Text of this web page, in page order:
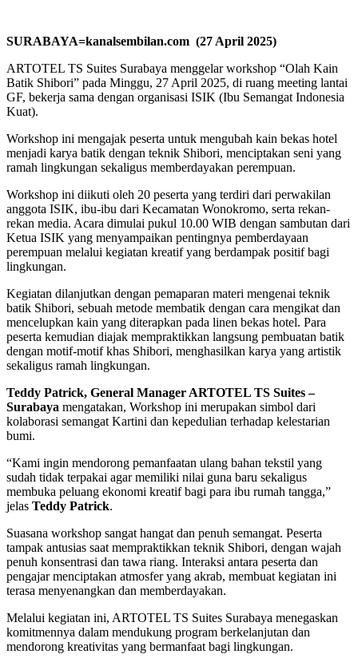
SURABAYA=kanalsembilan.com (27 April 2025)
ARTOTEL TS Suites Surabaya menggelar workshop “Olah Kain
Batik Shibori” pada Minggu, 27 April 2025, di ruang meeting lantai
GF, bekerja sama dengan organisasi ISIK (Ibu Semangat Indonesia
Kuat).
Workshop ini mengajak peserta untuk mengubah kain bekas hotel
menjadi karya batik dengan teknik Shibori, menciptakan seni yang
ramah lingkungan sekaligus memberdayakan perempuan.
Workshop ini diikuti oleh 20 peserta yang terdiri dari perwakilan
anggota ISIK, ibu-ibu dari Kecamatan Wonokromo, serta rekan-
rekan media. Acara dimulai pukul 10.00 WIB dengan sambutan dari
Ketua ISIK yang menyampaikan pentingnya pemberdayaan
perempuan melalui kegiatan kreatif yang berdampak positif bagi
lingkungan.
Kegiatan dilanjutkan dengan pemaparan materi mengenai teknik
batik Shibori, sebuah metode membatik dengan cara mengikat dan
mencelupkan kain yang diterapkan pada linen bekas hotel. Para
peserta kemudian diajak mempraktikkan langsung pembuatan batik
dengan motif-motif khas Shibori, menghasilkan karya yang artistik
sekaligus ramah lingkungan.
Teddy Patrick, General Manager ARTOTEL TS Suites –
Surabaya mengatakan, Workshop ini merupakan simbol dari
kolaborasi semangat Kartini dan kepedulian terhadap kelestarian
bumi.
“Kami ingin mendorong pemanfaatan ulang bahan tekstil yang
sudah tidak terpakai agar memiliki nilai guna baru sekaligus
membuka peluang ekonomi kreatif bagi para ibu rumah tangga,”
jelas Teddy Patrick.
Suasana workshop sangat hangat dan penuh semangat. Peserta
tampak antusias saat mempraktikkan teknik Shibori, dengan wajah
penuh konsentrasi dan tawa riang. Interaksi antara peserta dan
pengajar menciptakan atmosfer yang akrab, membuat kegiatan ini
terasa menyenangkan dan memberdayakan.
Melalui kegiatan ini, ARTOTEL TS Suites Surabaya menegaskan
komitmennya dalam mendukung program berkelanjutan dan
mendorong kreativitas yang bermanfaat bagi lingkungan.